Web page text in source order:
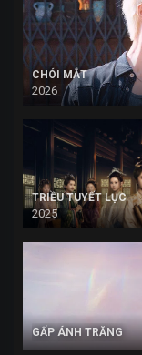
CHÓI MẮT
2026
TRIỀU TUYẾT LỤC
2025
GẤP ÁNH TRĂNG